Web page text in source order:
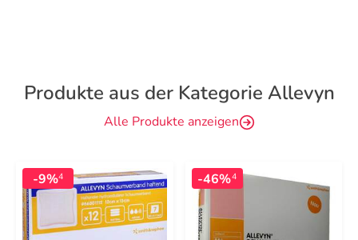
Produkte aus der Kategorie Allevyn
Alle Produkte anzeigen
-9%4 -46%4